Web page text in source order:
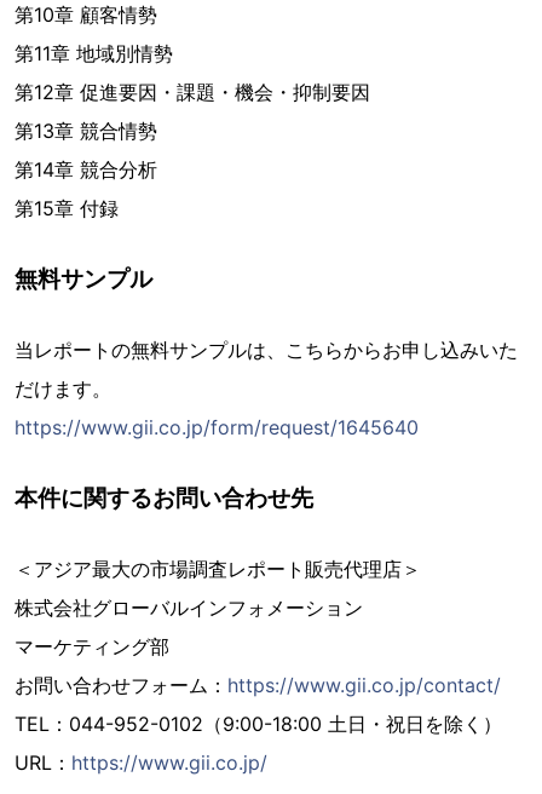
第10章 顧客情勢
第11章 地域別情勢
第12章 促進要因・課題・機会・抑制要因
第13章 競合情勢
第14章 競合分析
第15章 付録
無料サンプル
当レポートの無料サンプルは、こちらからお申し込みいた
だけます。
https://www.gii.co.jp/form/request/1645640
本件に関するお問い合わせ先
＜アジア最大の市場調査レポート販売代理店＞
株式会社グローバルインフォメーション
マーケティング部
お問い合わせフォーム： https://www.gii.co.jp/contact/
TEL：044-952-0102（9:00-18:00 土日・祝日を除く）
URL： https://www.gii.co.jp/